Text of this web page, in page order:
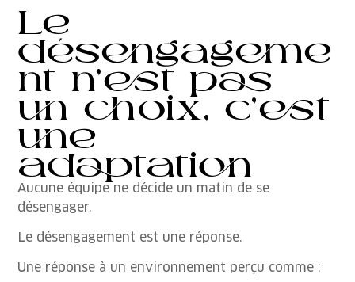
Le
désengageme
nt n’est pas
un choix, c’est
une
adaptation
Aucune équipe ne décide un matin de se
désengager.
Le désengagement est une réponse.
Une réponse à un environnement perçu comme :